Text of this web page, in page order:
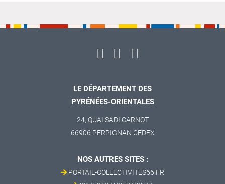
LE DÉPARTEMENT DES
PYRÉNÉES-ORIENTALES
24, QUAI SADI CARNOT
66906 PERPIGNAN CEDEX
NOS AUTRES SITES :
PORTAIL-COLLECTIVITES66.FR